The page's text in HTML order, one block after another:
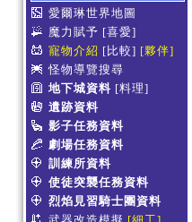
愛爾琳世界地圖
魔力賦予 [喜愛]
寵物介紹 [比較] [夥伴]
怪物導覽搜尋
地下城資料 [料理]
遺跡資料
影子任務資料
劇場任務資料
訓練所資料
使徒突襲任務資料
烈焰見習騎士團資料